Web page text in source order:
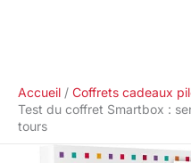
Accueil
Coffrets cadeaux
Test du coffret Smartbox :
tours